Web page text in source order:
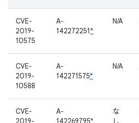
CVE-
2019-
10575
A-
142272251*
N/A
CVE-
2019-
10588
A-
142271575*
N/A
CVE-
2019-
A-
142269795*
な
し